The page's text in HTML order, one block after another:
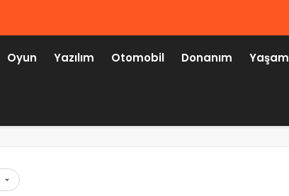
Oyun Yazılım Otomobil Donanım Yaşam